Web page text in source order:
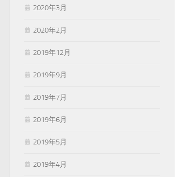
2020年3月
2020年2月
2019年12月
2019年9月
2019年7月
2019年6月
2019年5月
2019年4月